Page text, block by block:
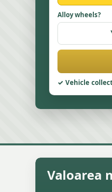
Alloy wheels?
Vehicle
Valoarea